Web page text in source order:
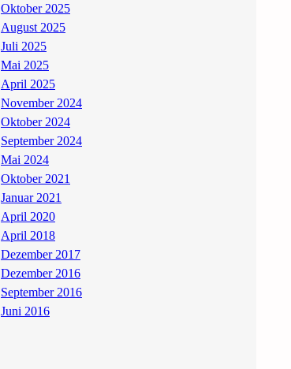
Oktober 2025
August 2025
Juli 2025
Mai 2025
April 2025
November 2024
Oktober 2024
September 2024
Mai 2024
Oktober 2021
Januar 2021
April 2020
April 2018
Dezember 2017
Dezember 2016
September 2016
Juni 2016